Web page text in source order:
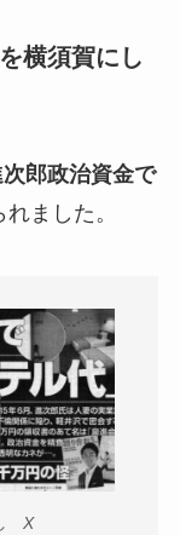
横須賀にし
郎政治資金で
ました。
X